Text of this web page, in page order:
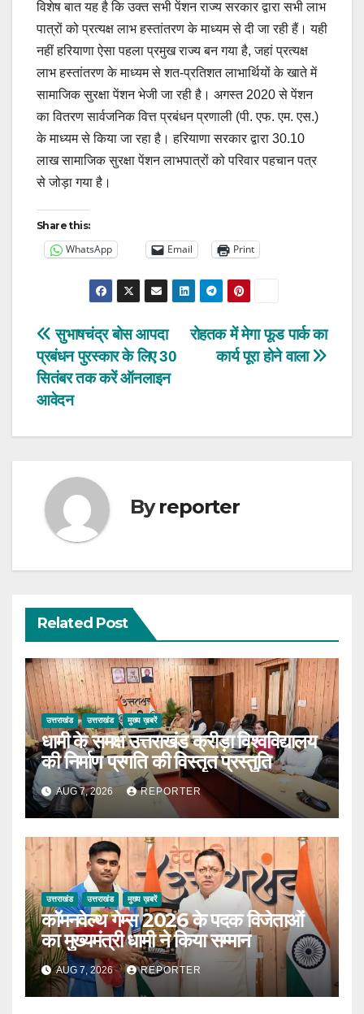
विशेष बात यह है कि उक्त सभी पेंशन राज्य सरकार द्वारा सभी लाभ
पात्रों को प्रत्यक्ष लाभ हस्तांतरण के माध्यम से दी जा रही हैं। यही
नहीं हरियाणा ऐसा पहला प्रमुख राज्य बन गया है, जहां प्रत्यक्ष
लाभ हस्तांतरण के माध्यम से शत-प्रतिशत लाभार्थियों के खाते में
सामाजिक सुरक्षा पेंशन भेजी जा रही है। अगस्त 2020 से पेंशन
का वितरण सार्वजनिक वित्त प्रबंधन प्रणाली (पी. एफ. एम. एस.)
के माध्यम से किया जा रहा है। हरियाणा सरकार द्वारा 30.10
लाख सामाजिक सुरक्षा पेंशन लाभपात्रों को परिवार पहचान पत्र
से जोड़ा गया है।
Share this:
WhatsApp Email Print
Post
navigation
रोहतक में मेगा फूड पार्क का
कार्य पूरा होने वाला
सुभाषचंद्र बोस आपदा
प्रबंधन पुरस्कार के लिए 30
सितंबर तक करें ऑनलाइन
आवेदन
Byreporter
Related Post
उत्तराखंड उत्तराखंड मुख्य ख़बरें
धामी के समक्ष उत्तराखंड क्रीड़ा विश्वविद्यालय
की निर्माण प्रगति की विस्तृत प्रस्तुति
AUG 7, 2026 REPORTER
उत्तराखंड उत्तराखंड मुख्य ख़बरें
कॉमनवेल्थ गेम्स 2026 के पदक विजेताओं
का मुख्यमंत्री धामी ने किया सम्मान
AUG 7, 2026 REPORTER